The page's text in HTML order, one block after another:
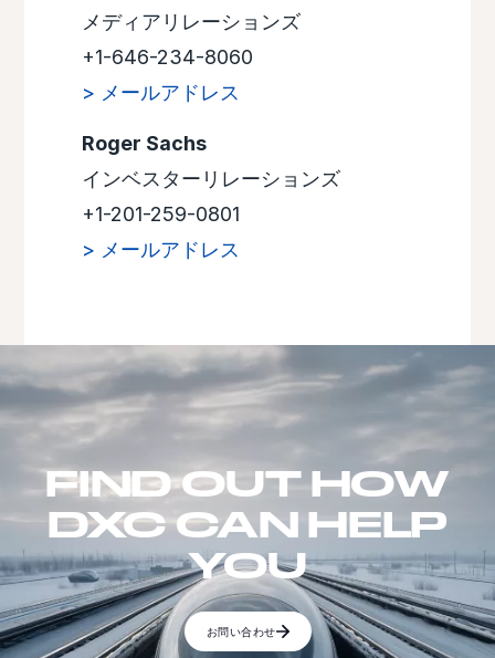
メディアリレーションズ
+1-646-234-8060
> メールアドレス
Roger Sachs
インベスターリレーションズ
+1-201-259-0801
> メールアドレス
FIND OUT HOW
DXC CAN HELP
YOU
お問い合わせ